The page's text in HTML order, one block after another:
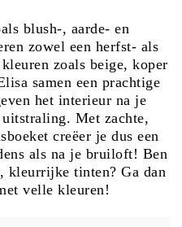
blush-, aarde- en
zowel een herfst- als
zoals beige, koper
samen een prachtige
het interieur na je
Met zachte,
creëer je dus een
als na je bruiloft! Ben
kleurrijke tinten? Ga dan
velle kleuren!